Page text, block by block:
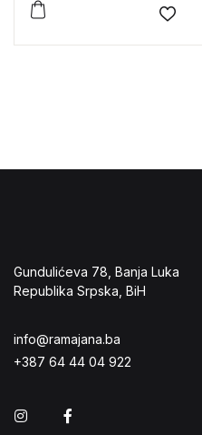
Gundulićeva 78, Banja Luka
Republika Srpska, BiH
info@ramajana.ba
+387 64 44 04 922
Instagram